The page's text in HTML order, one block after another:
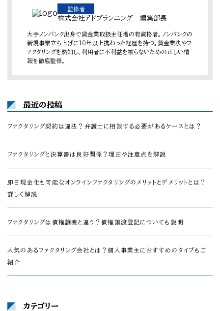
監修者
株式会社アドプランニング 編集部長
大手ノンバンク出身で貸金業取扱主任者の有資格者。ノンバンクの
新規事業立ち上げに10年以上携わった経歴を持つ。貸金業法やフ
ァクタリングを熟知し、利用者に不利益を被らないための正しい情
報を徹底監修。
最近の投稿
ファクタリング契約は違法？弁護士に相談する必要があるケースとは？
ファクタリングと決算書は良好関係？理由や注意点を解説
即日現金化も可能なオンラインファクタリングのメリットとデメリットとは？
詳しく解説
ファクタリングは債権譲渡と違う？債権譲渡登記についても説明
人気のあるファクタリング会社とは？個人事業主におすすめのタイプもご
紹介
カテゴリー